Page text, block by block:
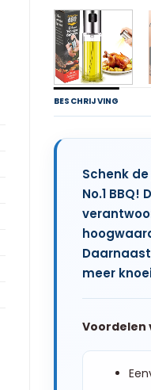
BESCHRIJVING
Schenk
No.1
meer
Voordelen